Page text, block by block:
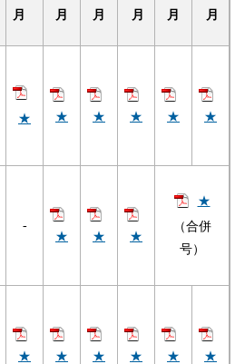
月
月
月
月
月
月
★ ★ ★ ★ ★ ★
-
★ ★ ★
★
（合併
号）
★ ★ ★ ★ ★ ★